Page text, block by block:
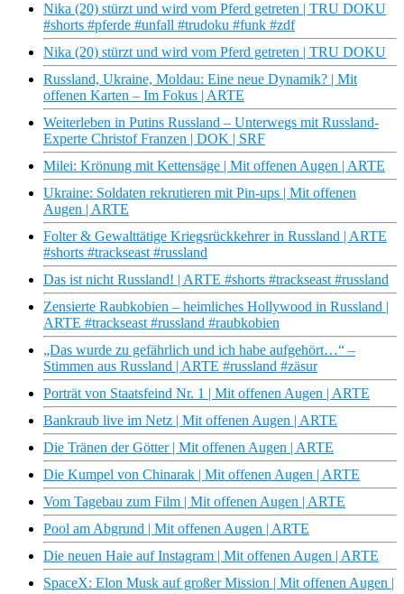
Nika (20) stürzt und wird vom Pferd getreten | TRU DOKU
#shorts #pferde #unfall #trudoku #funk #zdf
Nika (20) stürzt und wird vom Pferd getreten | TRU DOKU
Russland, Ukraine, Moldau: Eine neue Dynamik? | Mit
offenen Karten – Im Fokus | ARTE
Weiterleben in Putins Russland – Unterwegs mit Russland-
Experte Christof Franzen | DOK | SRF
Milei: Krönung mit Kettensäge | Mit offenen Augen | ARTE
Ukraine: Soldaten rekrutieren mit Pin-ups | Mit offenen
Augen | ARTE
Folter & Gewalttätige Kriegsrückkehrer in Russland | ARTE
#shorts #trackseast #russland
Das ist nicht Russland! | ARTE #shorts #trackseast #russland
Zensierte Raubkobien – heimliches Hollywood in Russland |
ARTE #trackseast #russland #raubkobien
„Das wurde zu gefährlich und ich habe aufgehört…“ –
Stimmen aus Russland | ARTE #russland #zäsur
Porträt von Staatsfeind Nr. 1 | Mit offenen Augen | ARTE
Bankraub live im Netz | Mit offenen Augen | ARTE
Die Tränen der Götter | Mit offenen Augen | ARTE
Die Kumpel von Chinarak | Mit offenen Augen | ARTE
Vom Tagebau zum Film | Mit offenen Augen | ARTE
Pool am Abgrund | Mit offenen Augen | ARTE
Die neuen Haie auf Instagram | Mit offenen Augen | ARTE
SpaceX: Elon Musk auf großer Mission | Mit offenen Augen |